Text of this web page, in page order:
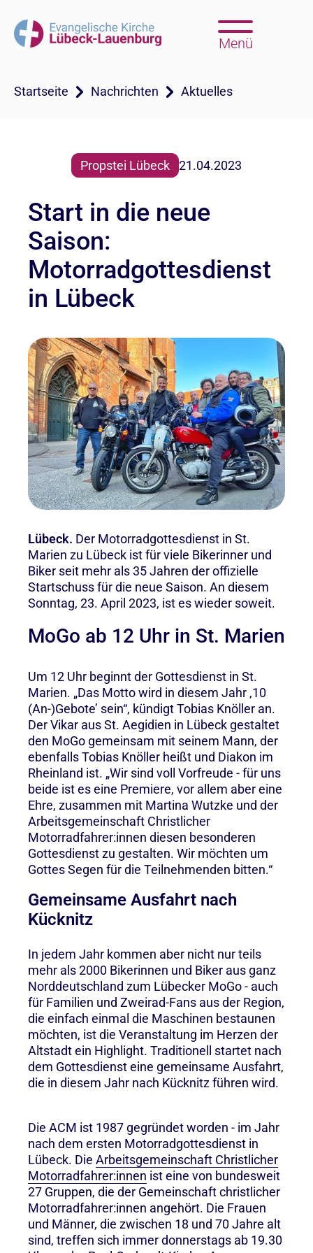
Menü
Startseite Nachrichten Aktuelles
Propstei Lübeck 21.04.2023
Start in die neue
Saison:
Motorradgottesdienst
in Lübeck
Lübeck. Der Motorradgottesdienst in St.
Marien zu Lübeck ist für viele Bikerinner und
Biker seit mehr als 35 Jahren der offizielle
Startschuss für die neue Saison. An diesem
Sonntag, 23. April 2023, ist es wieder soweit.
MoGo ab 12 Uhr in St. Marien
Um 12 Uhr beginnt der Gottesdienst in St.
Marien. „Das Motto wird in diesem Jahr ,10
(An-)Gebote’ sein“, kündigt Tobias Knöller an.
Der Vikar aus St. Aegidien in Lübeck gestaltet
den MoGo gemeinsam mit seinem Mann, der
ebenfalls Tobias Knöller heißt und Diakon im
Rheinland ist. „Wir sind voll Vorfreude - für uns
beide ist es eine Premiere, vor allem aber eine
Ehre, zusammen mit Martina Wutzke und der
Arbeitsgemeinschaft Christlicher
Motorradfahrer:innen diesen besonderen
Gottesdienst zu gestalten. Wir möchten um
Gottes Segen für die Teilnehmenden bitten.“
Gemeinsame Ausfahrt nach
Kücknitz
In jedem Jahr kommen aber nicht nur teils
mehr als 2000 Bikerinnen und Biker aus ganz
Norddeutschland zum Lübecker MoGo - auch
für Familien und Zweirad-Fans aus der Region,
die einfach einmal die Maschinen bestaunen
möchten, ist die Veranstaltung im Herzen der
Altstadt ein Highlight. Traditionell startet nach
dem Gottesdienst eine gemeinsame Ausfahrt,
die in diesem Jahr nach Kücknitz führen wird.
Die ACM ist 1987 gegründet worden - im Jahr
nach dem ersten Motorradgottesdienst in
Lübeck. Die Arbeitsgemeinschaft Christlicher
Motorradfahrer:innen ist eine von bundesweit
27 Gruppen, die der Gemeinschaft christlicher
Motorradfahrer:innen angehört. Die Frauen
und Männer, die zwischen 18 und 70 Jahre alt
sind, treffen sich immer donnerstags ab 19.30